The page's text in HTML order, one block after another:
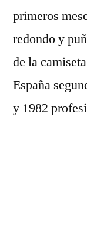
primeros
redondo y
de la
España
y 1982